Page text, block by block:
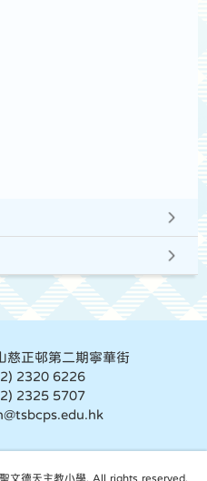
慈正邨第二期寧華街
2320 6226
2325 5707
文德天主教小學. All rights reserved.